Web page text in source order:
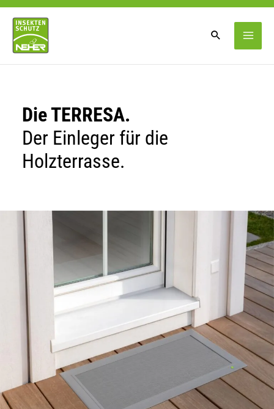
Zum
Inhalt
springen
Die TERRESA.
Der Einleger für die
Holzterrasse.